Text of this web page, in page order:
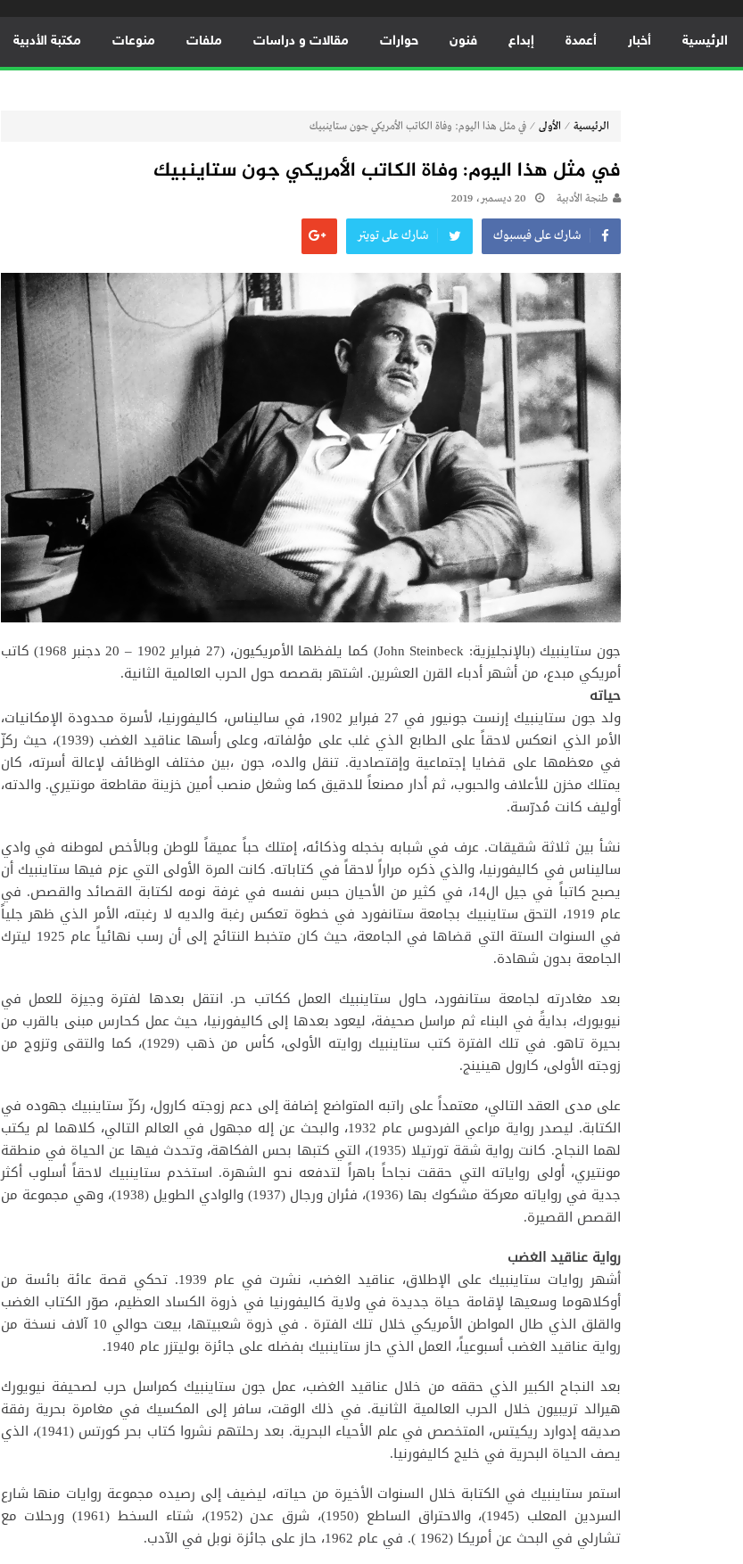
الرئيسية أخبار أعمدة إبداع فنون حوارات مقالات و دراسات ملفات منوعات مكتبة الأدبية
الرئيسية ⁄ الأولى ⁄ في مثل هذا اليوم: وفاة الكاتب الأمريكي جون ستاينبيك
في مثل هذا اليوم: وفاة الكاتب الأمريكي جون ستاينبيك
طنجة الأدبية 20 ديسمبر، 2019
شارك على فيسبوك شارك على تويتر
جون ستاينبيك (بالإنجليزية: John Steinbeck) كما يلفظها الأمريكيون، (27 فبراير 1902 – 20 دجنبر 1968) كاتب
أمريكي مبدع، من أشهر أدباء القرن العشرين. اشتهر بقصصه حول الحرب العالمية الثانية.
حياته
ولد جون ستاينبيك إرنست جونيور في 27 فبراير 1902، في ساليناس، كاليفورنيا، لأسرة محدودة الإمكانيات،
الأمر الذي انعكس لاحقاً على الطابع الذي غلب على مؤلفاته، وعلى رأسها عناقيد الغضب (1939)، حيث ركزّ
في معظمها على قضايا إجتماعية وإقتصادية. تنقل والده، جون ،بين مختلف الوظائف لإعالة أسرته، كان
يمتلك مخزن للأعلاف والحبوب، ثم أدار مصنعاً للدقيق كما وشغل منصب أمين خزينة مقاطعة مونتيري. والدته،
أوليف كانت مُدرّسة.
نشأ بين ثلاثة شقيقات. عرف في شبابه بخجله وذكائه، إمتلك حباً عميقاً للوطن وبالأخص لموطنه في وادي
ساليناس في كاليفورنيا، والذي ذكره مراراً لاحقاً في كتاباته. كانت المرة الأولى التي عزم فيها ستاينبيك أن
يصبح كاتباً في جيل ال14، في كثير من الأحيان حبس نفسه في غرفة نومه لكتابة القصائد والقصص. في
عام 1919، التحق ستاينبيك بجامعة ستانفورد في خطوة تعكس رغبة والديه لا رغبته، الأمر الذي ظهر جلياً
في السنوات الستة التي قضاها في الجامعة، حيث كان متخبط النتائج إلى أن رسب نهائياً عام 1925 ليترك
الجامعة بدون شهادة.
بعد مغادرته لجامعة ستانفورد، حاول ستاينبيك العمل ككاتب حر. انتقل بعدها لفترة وجيزة للعمل في
نيويورك، بدايةً في البناء ثم مراسل صحيفة، ليعود بعدها إلى كاليفورنيا، حيث عمل كحارس مبنى بالقرب من
بحيرة تاهو. في تلك الفترة كتب ستاينبيك روايته الأولى، كأس من ذهب (1929)، كما والتقى وتزوج من
زوجته الأولى، كارول هينينج.
على مدى العقد التالي، معتمداً على راتبه المتواضع إضافة إلى دعم زوجته كارول، ركزّ ستاينبيك جهوده في
الكتابة. ليصدر رواية مراعي الفردوس عام 1932، والبحث عن إله مجهول في العالم التالي، كلاهما لم يكتب
لهما النجاح. كانت رواية شقة تورتيلا (1935)، التي كتبها بحس الفكاهة، وتحدث فيها عن الحياة في منطقة
مونتيري، أولى رواياته التي حققت نجاحاً باهراً لتدفعه نحو الشهرة. استخدم ستاينبيك لاحقاً أسلوب أكثر
جدية في رواياته معركة مشكوك بها (1936)، فئران ورجال (1937) والوادي الطويل (1938)، وهي مجموعة من
القصص القصيرة.
رواية عناقيد الغضب
أشهر روايات ستاينبيك على الإطلاق، عناقيد الغضب، نشرت في عام 1939. تحكي قصة عائة بائسة من
أوكلاهوما وسعيها لإقامة حياة جديدة في ولاية كاليفورنيا في ذروة الكساد العظيم، صوّر الكتاب الغضب
والقلق الذي طال المواطن الأمريكي خلال تلك الفترة . في ذروة شعبيتها، بيعت حوالي 10 آلاف نسخة من
رواية عناقيد الغضب أسبوعياً، العمل الذي حاز ستاينبيك بفضله على جائزة بوليتزر عام 1940.
بعد النجاح الكبير الذي حققه من خلال عناقيد الغضب، عمل جون ستاينبيك كمراسل حرب لصحيفة نيويورك
هيرالد تريبيون خلال الحرب العالمية الثانية. في ذلك الوقت، سافر إلى المكسيك في مغامرة بحرية رفقة
صديقه إدوارد ريكيتس، المتخصص في علم الأحياء البحرية. بعد رحلتهم نشروا كتاب بحر كورتس (1941)، الذي
يصف الحياة البحرية في خليج كاليفورنيا.
استمر ستاينبيك في الكتابة خلال السنوات الأخيرة من حياته، ليضيف إلى رصيده مجموعة روايات منها شارع
السردين المعلب (1945)، والاحتراق الساطع (1950)، شرق عدن (1952)، شتاء السخط (1961) ورحلات مع
تشارلي في البحث عن أمريكا (1962 ). في عام 1962، حاز على جائزة نوبل في الآدب.